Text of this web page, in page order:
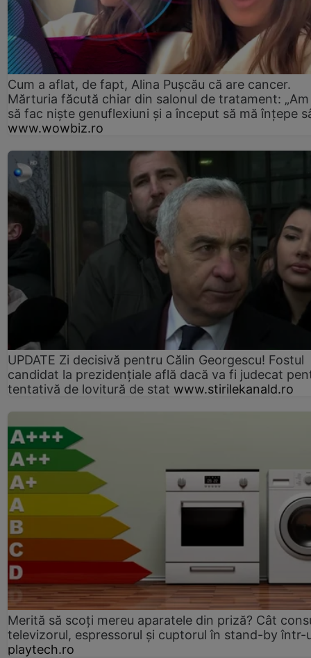
Cum a aflat, de fapt, Alina Pușcău că are cancer.
Mărturia făcută chiar din salonul de tratament:
să fac niște genuflexiuni și a început să mă înțepe
www.wowbiz.ro
UPDATE Zi decisivă pentru Călin Georgescu! Fostul
candidat la prezidențiale află dacă va fi judecat
tentativă de lovitură de stat www.stirilekanald.ro
Merită să scoți mereu aparatele din priză? Cât
televizorul, espressorul și cuptorul în stand-by într-
playtech.ro